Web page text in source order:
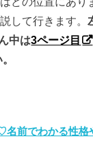
して行きます。
中は3ページ目
前でわかる性格